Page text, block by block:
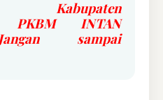
Kabupaten
INTAN
sampai